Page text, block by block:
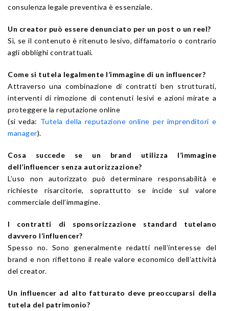
consulenza legale preventiva è essenziale.
Un creator può essere denunciato per un post o un reel?
Sì, se il contenuto è ritenuto lesivo, diffamatorio o contrario
agli obblighi contrattuali.
Come si tutela legalmente l’immagine di un influencer?
Attraverso una combinazione di contratti ben strutturati,
interventi di rimozione di contenuti lesivi e azioni mirate a
proteggere la reputazione online
(si veda: Tutela della reputazione online per imprenditori e
manager).
Cosa succede se un brand utilizza l’immagine
dell’influencer senza autorizzazione?
L’uso non autorizzato può determinare responsabilità e
richieste risarcitorie, soprattutto se incide sul valore
commerciale dell’immagine.
I contratti di sponsorizzazione standard tutelano
davvero l’influencer?
Spesso no. Sono generalmente redatti nell’interesse del
brand e non riflettono il reale valore economico dell’attività
del creator.
Un influencer ad alto fatturato deve preoccuparsi della
tutela del patrimonio?